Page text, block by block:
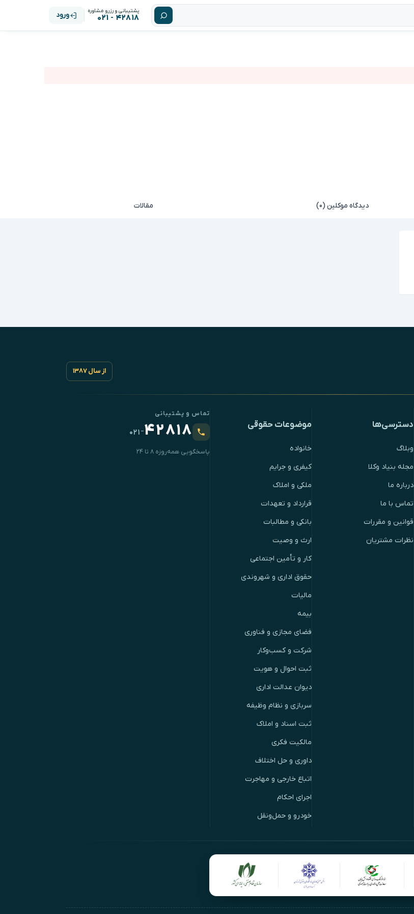
پشتیبانی و رزرو مشاوره
۴۲۸۱۸ - ۰۲۱ ورود
دیدگاه موکلین (۰) مقالات
از سال ۱۳۸۷
دسترسی‌ها
وبلاگ
مجله بنیاد وکلا
درباره ما
تماس با ما
قوانین و مقررات
نظرات مشتریان
موضوعات حقوقی
خانواده
کیفری و جرایم
ملکی و املاک
قرارداد و تعهدات
بانکی و مطالبات
ارث و وصیت
کار و تأمین اجتماعی
حقوق اداری و شهروندی
مالیات
بیمه
فضای مجازی و فناوری
شرکت و کسب‌وکار
ثبت احوال و هویت
دیوان عدالت اداری
سربازی و نظام وظیفه
ثبت اسناد و املاک
مالکیت فکری
داوری و حل اختلاف
اتباع خارجی و مهاجرت
اجرای احکام
خودرو و حمل‌ونقل
تماس و پشتیبانی
۴۲۸۱۸-۰۲۱
پاسخگویی همه‌روزه ۸ تا ۲۴